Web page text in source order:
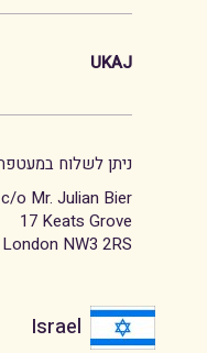
UKAJ
:ניתן לשלוח
c/o Mr. Julian Bier
17 Keats Grove
London NW3 2RS